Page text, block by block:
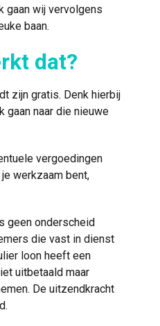
gaan wij vervolgens
baan.
dat?
zijn gratis. Denk hierbij
gaan naar die nieuwe
vergoedingen
werkzaam bent,
geen onderscheid
die vast in dienst
loon heeft een
uitbetaald maar
De uitzendkracht